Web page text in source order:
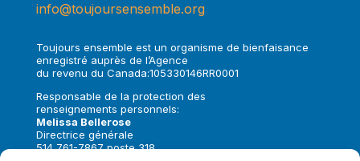
info@toujoursensemble.org
Toujours ensemble est un organisme de bienfaisance
enregistré auprès de l’Agence
du revenu du Canada:105330146RR0001
Responsable de la protection des
renseignements personnels:
Melissa Bellerose
Directrice générale
514 761-7867 poste 318